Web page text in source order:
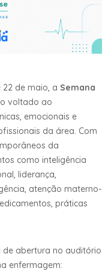
22 de maio, a Semana
voltado ao
emocionais e
da área. Com
da
como inteligência
liderança,
atenção materno-
práticas
abertura no auditório
enfermagem: